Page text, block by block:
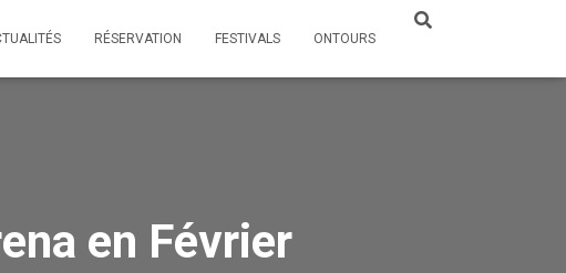
RÉSERVATION FESTIVALS ONTOURS
en Février